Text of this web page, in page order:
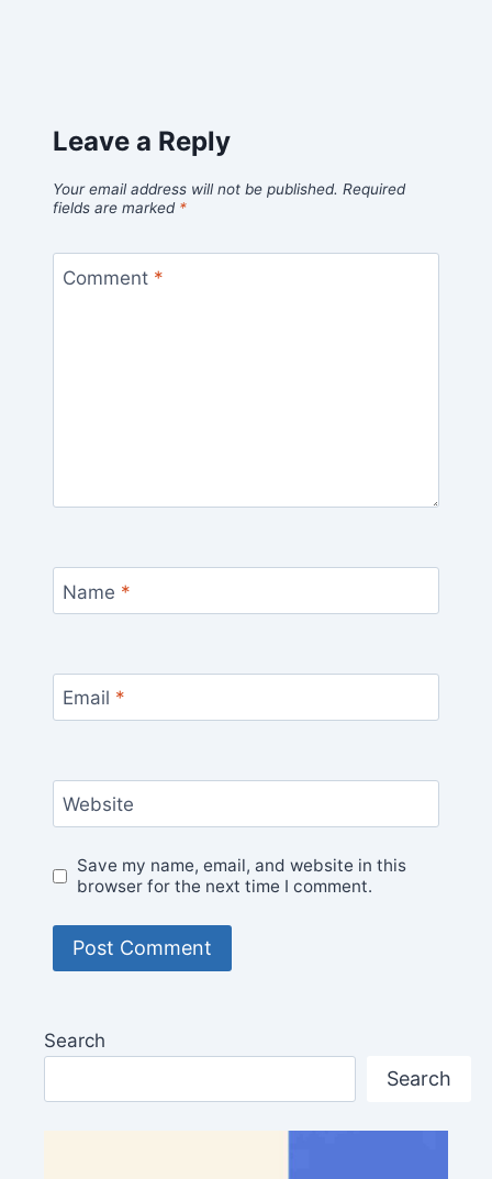
Leave a Reply
Your email address will not be published. Required
fields are marked *
Comment *
Name *
Email *
Website
Save my name, email, and website in this
browser for the next time I comment.
Search
Search